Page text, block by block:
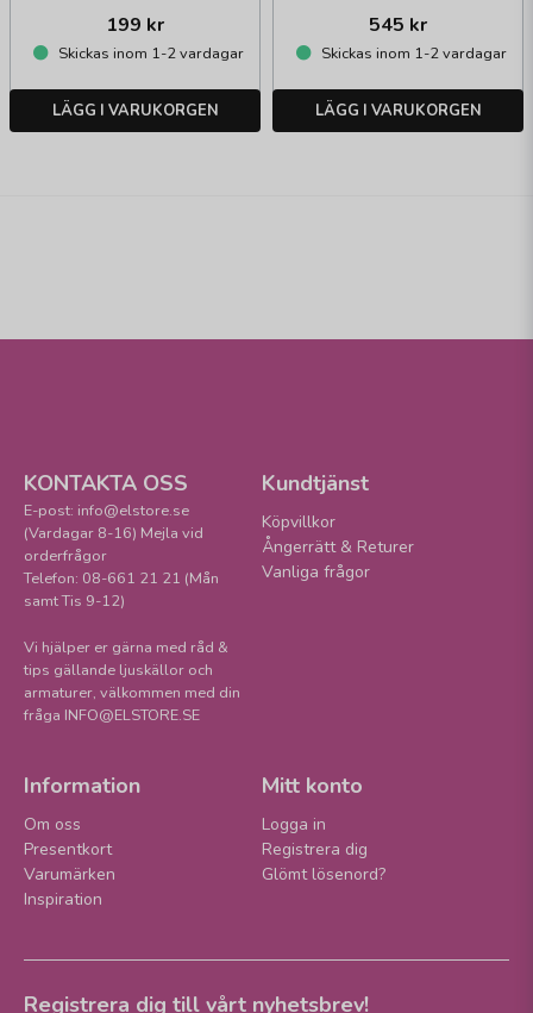
199 kr
Skickas inom 1-2 vardagar
LÄGG I VARUKORGEN
545 kr
Skickas inom 1-2 vardagar
LÄGG I VARUKORGEN
KONTAKTA OSS
E-post: info@elstore.se
(Vardagar 8-16) Mejla vid
orderfrågor
Telefon: 08-661 21 21 (Mån
samt Tis 9-12)
Vi hjälper er gärna med råd &
tips gällande ljuskällor och
armaturer, välkommen med din
fråga INFO@ELSTORE.SE
Kundtjänst
Köpvillkor
Ångerrätt & Returer
Vanliga frågor
Information
Om oss
Presentkort
Varumärken
Inspiration
Mitt konto
Logga in
Registrera dig
Glömt lösenord?
Registrera dig till vårt nyhetsbrev!